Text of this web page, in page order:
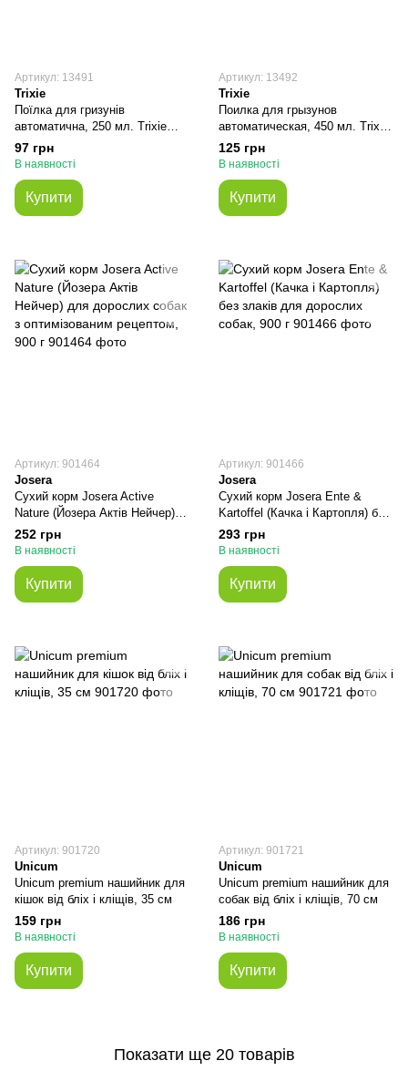
Артикул: 13491
Trixie
Поїлка для гризунів
автоматична, 250 мл. Trixie
(6053)
97 грн
В наявності
Купити
Артикул: 13492
Trixie
Поилка для грызунов
автоматическая, 450 мл. Trixie
(6054)
125 грн
В наявності
Купити
Артикул: 901464
Josera
Сухий корм Josera Active
Nature (Йозера Актів Нейчер)
для дорослих собак з
оптимізованим рецептом, 900 г
252 грн
В наявності
Купити
Артикул: 901466
Josera
Сухий корм Josera Ente &
Kartoffel (Качка і Картопля) без
злаків для дорослих собак,
900 г
293 грн
В наявності
Купити
Артикул: 901720
Unicum
Unicum premium нашийник для
кішок від бліх і кліщів, 35 см
159 грн
В наявності
Купити
Артикул: 901721
Unicum
Unicum premium нашийник для
собак від бліх і кліщів, 70 см
186 грн
В наявності
Купити
Показати ще 20 товарів